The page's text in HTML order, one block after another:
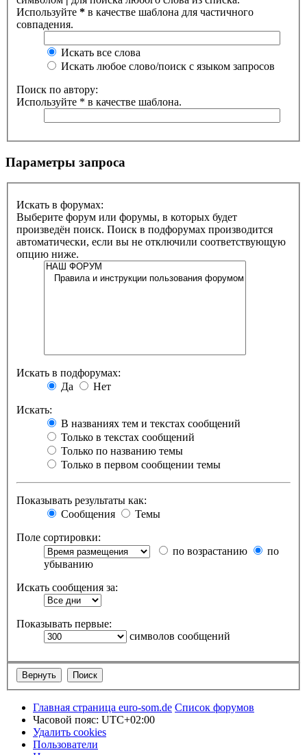
Используйте * в качестве шаблона для частичного
совпадения.
Искать все слова
Искать любое слово/поиск с языком запросов
Поиск по автору:
Используйте * в качестве шаблона.
Параметры запроса
Искать в форумах:
Выберите форум или форумы, в которых будет
произведён поиск. Поиск в подфорумах производится
автоматически, если вы не отключили соответствующую
опцию ниже.
Искать в подфорумах:
Да
Нет
Искать:
В названиях тем и текстах сообщений
Только в текстах сообщений
Только по названию темы
Только в первом сообщении темы
Показывать результаты как:
Сообщения
Темы
Поле сортировки:
по возрастанию
по
убыванию
Искать сообщения за:
Показывать первые:
символов сообщений
Главная страница euro-som.de Список форумов
Часовой пояс: UTC+02:00
Удалить cookies
Пользователи